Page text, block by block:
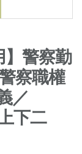
】警察勤
察職權
／
下二